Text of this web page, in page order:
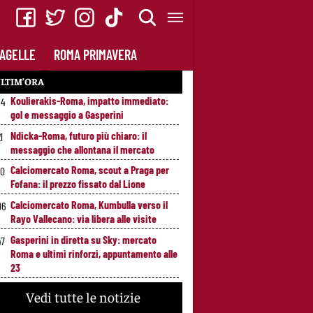
ROMA PRIMAVERA
Koulierakis-Roma, impatto immediato:
gol e messaggio a Gasperini
Ndicka-Roma, futuro più chiaro: il
messaggio che allontana il mercato
Calciomercato Roma, scout a Praga per
Fofana: il prezzo fissato dal Lione
Calciomercato Roma, Kumbulla verso il
Rayo Vallecano: via libera alle visite
Gasperini in diretta su Sky: mercato
Roma e ultimi rinforzi, appuntamento alle
23
trattativa intensa e firma attesa a breve
Vedi tutte le notizie